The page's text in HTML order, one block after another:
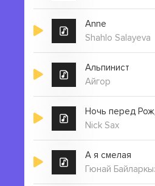
Anne
Shahlo Salayeva
Альпинист
Айгор
Nick Sax
А я смелая
Гюнай